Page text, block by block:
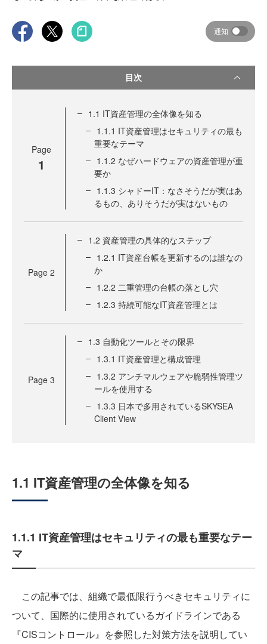
通知
目次
Page
1
1.1 IT資産管理の全体像を知る
1.1.1 IT資産管理はセキュリティの最も
重要なテーマ
1.1.2 なぜハードウェアの資産管理が重
要か
1.1.3 シャドーIT：なさそうだが実はあ
るもの、ありそうだが実はないもの
Page 2
1.2 資産管理の具体的なステップ
1.2.1 IT資産台帳を更新するのは誰なの
か
1.2.2 二重管理の台帳の落とし穴
1.2.3 持続可能なIT資産管理とは
Page 3
1.3 自動化ツールとその限界
1.3.1 IT資産管理と構成管理
1.3.2 アンチマルウェアや脆弱性管理ツ
ールを使用する
1.3.3 日本で多用されているSKYSEA
Client View
1.1 IT資産管理の全体像を知る
1.1.1 IT資産管理はセキュリティの最も重要なテー
マ
この記事では、組織で最低限行うべきセキュリティに
ついて、国際的に使用されているガイドラインである
『CISコントロール』を参照した対策方法を説明してい